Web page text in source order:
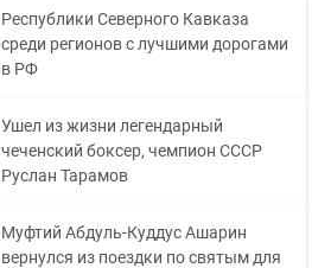
Республики Северного Кавказа
среди регионов с лучшими дорогами
в РФ
Ушел из жизни легендарный
чеченский боксер, чемпион СССР
Руслан Тарамов
Муфтий Абдуль-Куддус Ашарин
вернулся из поездки по святым для